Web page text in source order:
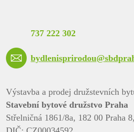
737 222 302
Výstavba a prodej družstevních
Stavební bytové družstvo Praha
Střelničná 1861/8a, 182 00 Praha